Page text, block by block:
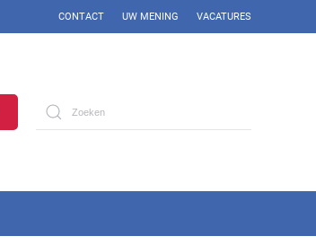
CONTACT UW MENING VACATURES